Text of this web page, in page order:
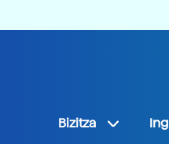
Bizitza